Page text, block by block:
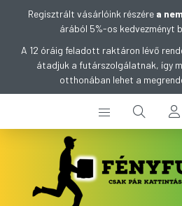
Regisztrált vásárlóink részére a
árából 5%-os kedvezményt
A 12 óráig feladott raktáron lévő
átadjuk a futárszolgálatnak, így
otthonában lehet a